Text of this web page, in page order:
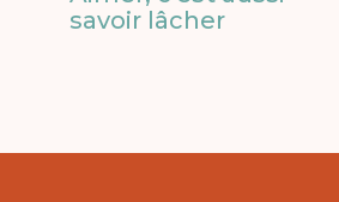
savoir lâcher